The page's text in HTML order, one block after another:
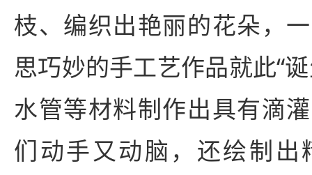
枝、编织出艳丽的花朵，
思巧妙的手工艺作品就此“
水管等材料制作出具有滴
们动手又动脑，还绘制出